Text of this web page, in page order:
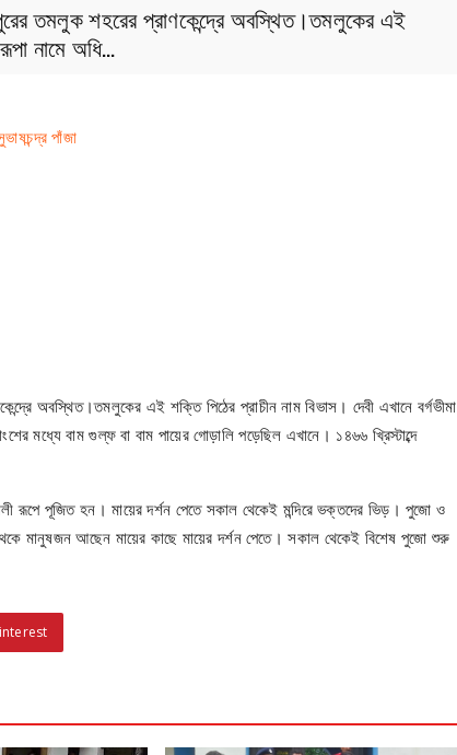
তমলুক শহরের প্রাণকেন্দ্রে অবস্থিত।তমলুকের এই
নামে অধি…
পাঁজা
অবস্থিত।তমলুকের এই শক্তি পিঠের প্রাচীন নাম বিভাস। দেবী এখানে বর্গভীমা
মধ্যে বাম গুল্ফ বা বাম পায়ের গোড়ালি পড়েছিল এখানে। ১৪৬৬ খ্রিস্টাব্দে
রূপে পূজিত হন। মায়ের দর্শন পেতে সকাল থেকেই মন্দিরে ভক্তদের ভিড়। পুজো ও
মানুষজন আছেন মায়ের কাছে মায়ের দর্শন পেতে। সকাল থেকেই বিশেষ পুজো শুরু